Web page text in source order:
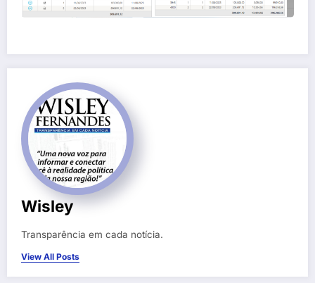
Wisley
Transparência em cada notícia.
View All Posts